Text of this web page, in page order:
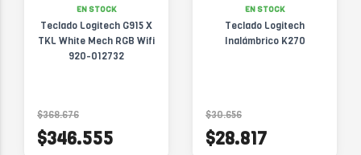
EN STOCK
Teclado Logitech G915 X
TKL White Mech RGB Wifi
920-012732
$368.676
$346.555
EN STOCK
Teclado Logitech
Inalámbrico K270
$30.656
$28.817